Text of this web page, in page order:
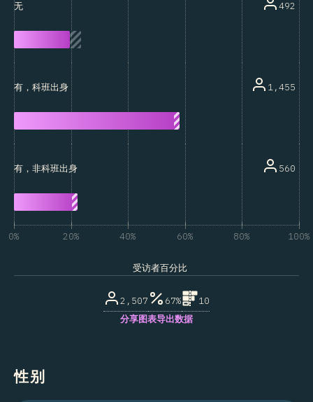
无 492
有，科班出身 1,455
有，非科班出身 560
0% 20% 40% 60% 80% 100%
受访者百分比
2,507 67%
10
分享图表导出数据
性别